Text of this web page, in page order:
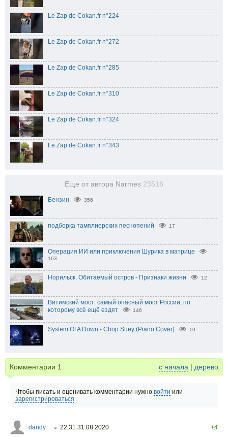
Le Zap de Cokan.fr n°224
Le Zap de Cokan.fr n°272
Le Zap de Cokan.fr n°285
Le Zap de Cokan.fr n°310
Le Zap de Cokan.fr n°324
Le Zap de Cokan.fr n°343
Еще от автора Narmes 23516
Бензин 356
подборка тамплиерских песнопений 17
Операция ИИ или приключения Шурика в матрице
163
Норильск. Обитаемый остров - Признаки жизни 12
Витимский мост: самый опасный мост России, по
которому всё ещё ездят
146
System Of A Down - Chop Suey (Piano Cover) 10
Комментарии 1 с начала | дерево
Чтобы писать и оценивать комментарии нужно войти или
зарегистрироваться
dandy ○ 22:31 31.08.2020
+4